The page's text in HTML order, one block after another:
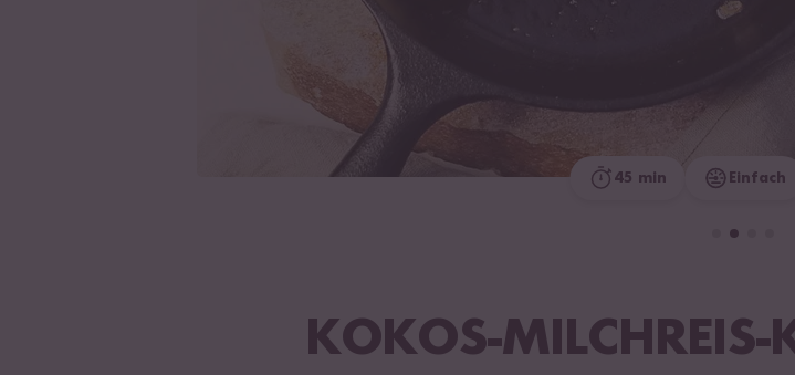
45 min Einfach
KOKOS-MILCHREIS-